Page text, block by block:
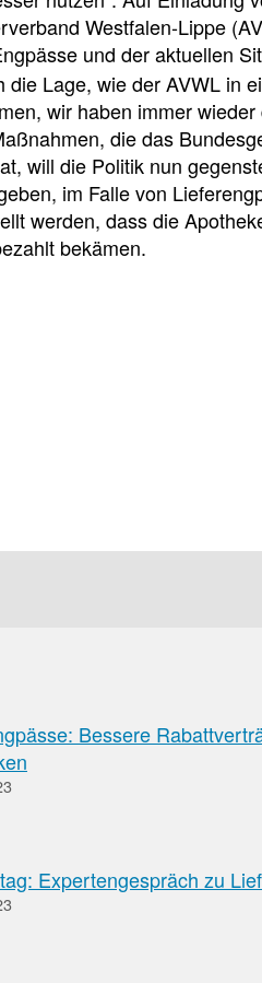
Westfalen-Lippe
und der aktuellen
Lage, wie der AVWL in
wir haben immer
die das
will die Politik nun
im Falle von
werden, dass die
bekämen.
Bessere
Expertengespräch zu
der